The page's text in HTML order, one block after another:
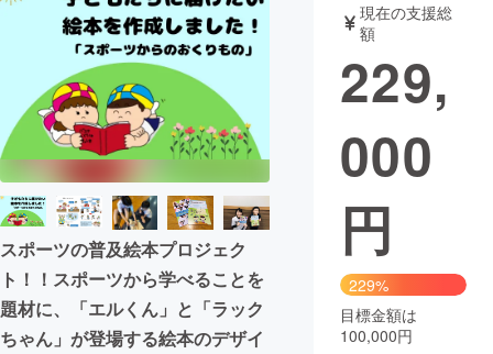
テクノロジー・ガジェット
映像・映画 書籍・雑誌
ビジネス・起業 チャレンジ
まちづくり・地域活性化
CAMPFIRE for Social Good
CAMPFIRE Creation
CAMPFIREふるさと納税machi-ya コミュニティ
スポーツの普及絵本プロジェク
ト！！スポーツから学べることを
題材に、「エルくん」と「ラック
ちゃん」が登場する絵本のデザイ
現在の支援総
額
229,
000
円
229%
目標金額は
100,000円